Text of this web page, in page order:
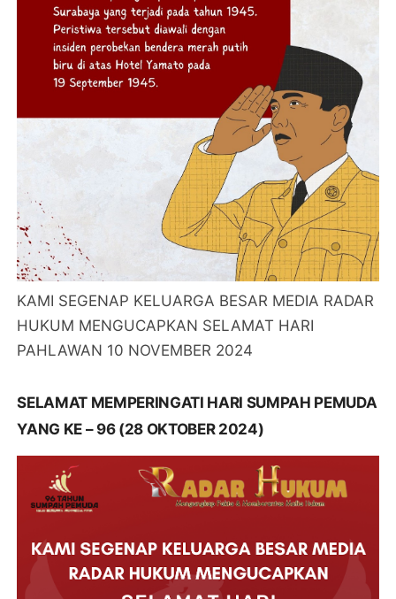
KAMI SEGENAP KELUARGA BESAR MEDIA RADAR
HUKUM MENGUCAPKAN SELAMAT HARI
PAHLAWAN 10 NOVEMBER 2024
SELAMAT MEMPERINGATI HARI SUMPAH PEMUDA
YANG KE – 96 (28 OKTOBER 2024)